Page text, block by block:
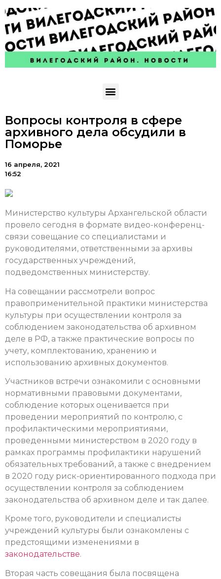
Вопросы контроля в сфере
архивного дела обсудили в
Поморье
16 апреля, 2021
16:52
Министерство культуры Архангельской области
провело сегодня в формате видео-конференц-
связи совещание со специалистами и
руководителями, ответственными за архивы
государственных учреждений,
подведомственных министерству.
На совещании рассмотрели вопрос
правоприменительной практики министерства
культуры при осуществлении контроля за
соблюдением законодательства об архивном
деле в РФ, а также практические вопросы по
учету, комплектованию, хранению и
использованию архивных документов.
Участников встречи ознакомили с основными
нормативными правовыми документами,
соблюдение которых оценивается при
проведении мероприятий по контролю, с
профилактическими мероприятиями,
проведенными министерством в 2020 году в
рамках программы профилактики нарушений
обязательных требований, а также с внедрением
в 2020 году риск-ориентированного подхода при
осуществлении контроля за соблюдением
законодательства об архивном деле и так далее.
Кроме того, руководители и специалисты
учреждений культуры были ознакомлены с
предстоящими изменениями в
законодательстве.
Вторая часть совещания была посвящена